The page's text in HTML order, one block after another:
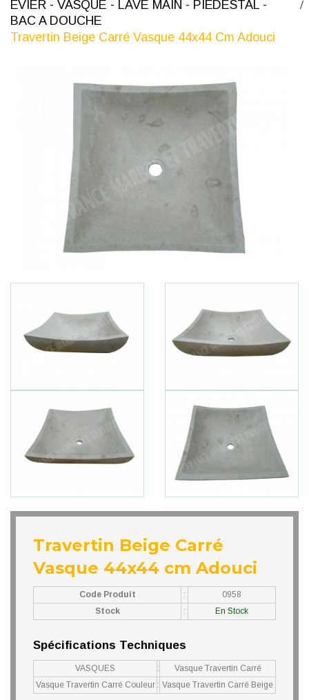
ÉVIER - VASQUE - LAVE MAIN - PIÉDESTAL -
BAC A DOUCHE
Travertin Beige Carré Vasque 44x44 Cm Adouci
Travertin Beige Carré
Vasque 44x44 cm Adouci
Code Produit :
0958
Stock
: En Stock
Spécifications Techniques
VASQUES :
Vasque Travertin Carré
Vasque Travertin Carré Couleur : Vasque Travertin Carré Beige